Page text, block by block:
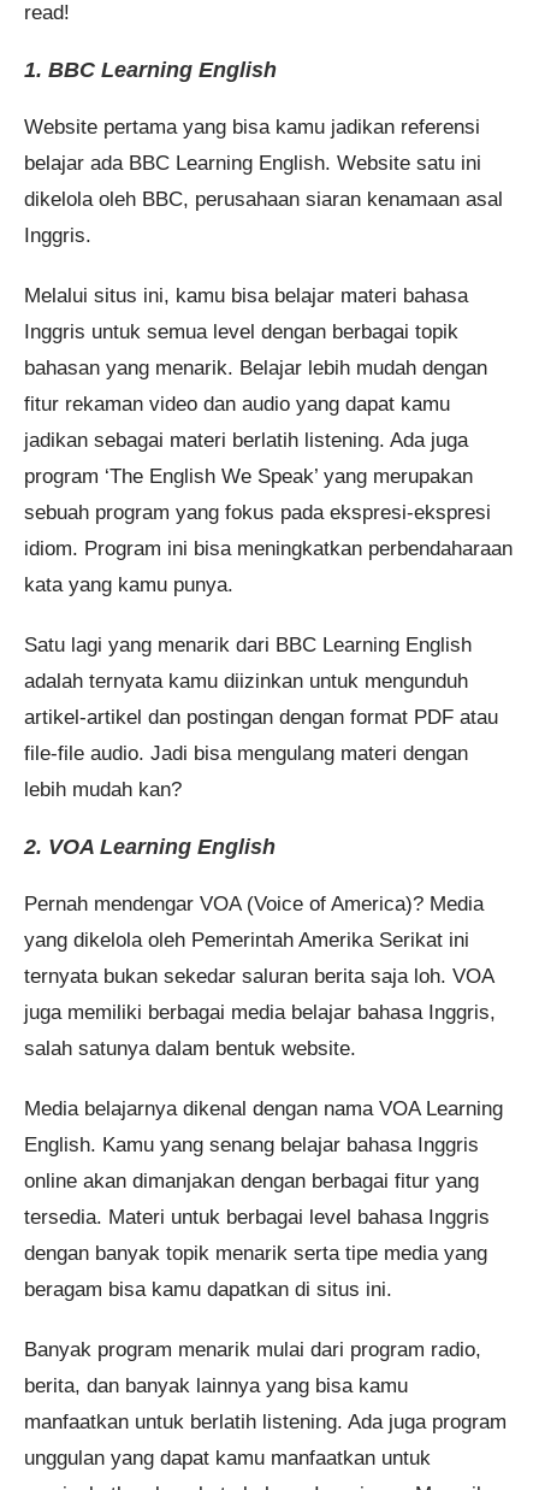
read!
1. BBC Learning English
Website pertama yang bisa kamu jadikan referensi
belajar ada BBC Learning English. Website satu ini
dikelola oleh BBC, perusahaan siaran kenamaan asal
Inggris.
Melalui situs ini, kamu bisa belajar materi bahasa
Inggris untuk semua level dengan berbagai topik
bahasan yang menarik. Belajar lebih mudah dengan
fitur rekaman video dan audio yang dapat kamu
jadikan sebagai materi berlatih listening. Ada juga
program ‘The English We Speak’ yang merupakan
sebuah program yang fokus pada ekspresi-ekspresi
idiom. Program ini bisa meningkatkan perbendaharaan
kata yang kamu punya.
Satu lagi yang menarik dari BBC Learning English
adalah ternyata kamu diizinkan untuk mengunduh
artikel-artikel dan postingan dengan format PDF atau
file-file audio. Jadi bisa mengulang materi dengan
lebih mudah kan?
2. VOA Learning English
Pernah mendengar VOA (Voice of America)? Media
yang dikelola oleh Pemerintah Amerika Serikat ini
ternyata bukan sekedar saluran berita saja loh. VOA
juga memiliki berbagai media belajar bahasa Inggris,
salah satunya dalam bentuk website.
Media belajarnya dikenal dengan nama VOA Learning
English. Kamu yang senang belajar bahasa Inggris
online akan dimanjakan dengan berbagai fitur yang
tersedia. Materi untuk berbagai level bahasa Inggris
dengan banyak topik menarik serta tipe media yang
beragam bisa kamu dapatkan di situs ini.
Banyak program menarik mulai dari program radio,
berita, dan banyak lainnya yang bisa kamu
manfaatkan untuk berlatih listening. Ada juga program
unggulan yang dapat kamu manfaatkan untuk